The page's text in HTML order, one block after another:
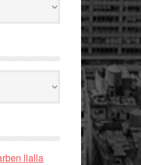
llalla